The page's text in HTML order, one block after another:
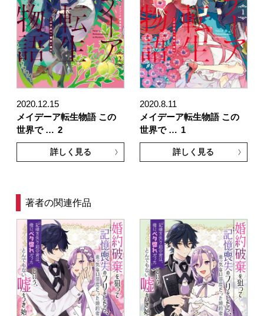
2020.12.15
メイデーア転生物語 この
世界で … 2
詳しく見る
2020.8.11
メイデーア転生物語 この
世界で … 1
詳しく見る
著者の関連作品